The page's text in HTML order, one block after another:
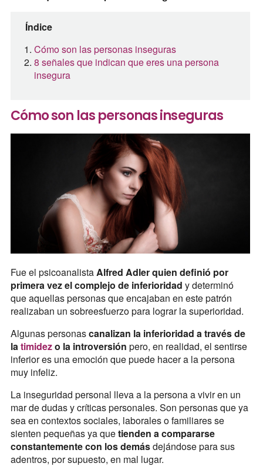
Índice
Cómo son las personas inseguras
8 señales que indican que eres una persona
insegura
Cómo son las personas inseguras
Fue el psicoanalistaAlfred Adler quien definió por
primera vez el complejo de inferioridad y determinó
que aquellas personas que encajaban en este patrón
realizaban un sobreesfuerzo para lograr la superioridad.
Algunas personascanalizan la inferioridad a través de
latimidezo la introversión pero, en realidad, el sentirse
inferior es una emoción que puede hacer a la persona
muy infeliz.
La inseguridad personal lleva a la persona a vivir en un
mar de dudas y críticas personales. Son personas que ya
sea en contextos sociales, laborales o familiares se
sienten pequeñas ya quetienden a compararse
constantemente con los demásdejándose para sus
adentros, por supuesto, en mal lugar.